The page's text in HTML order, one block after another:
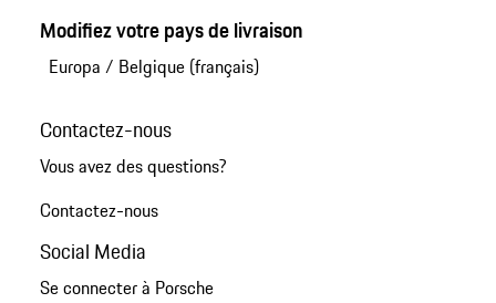
Modifiez votre pays de livraison
Europa / Belgique (français)
Contactez-nous
Vous avez des questions?
Contactez-nous
Social Media
Se connecter à Porsche